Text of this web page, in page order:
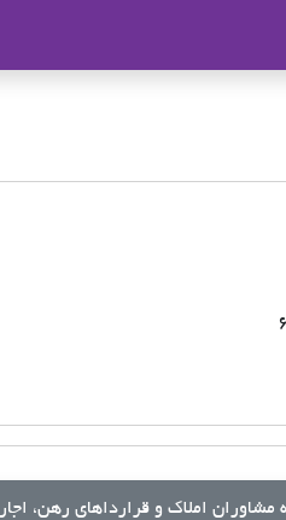
املاک و قرارداهای رهن،